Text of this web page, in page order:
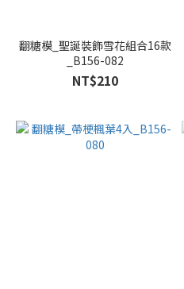
翻糖模_聖誕裝飾雪花組合16款
_B156-082
NT$210